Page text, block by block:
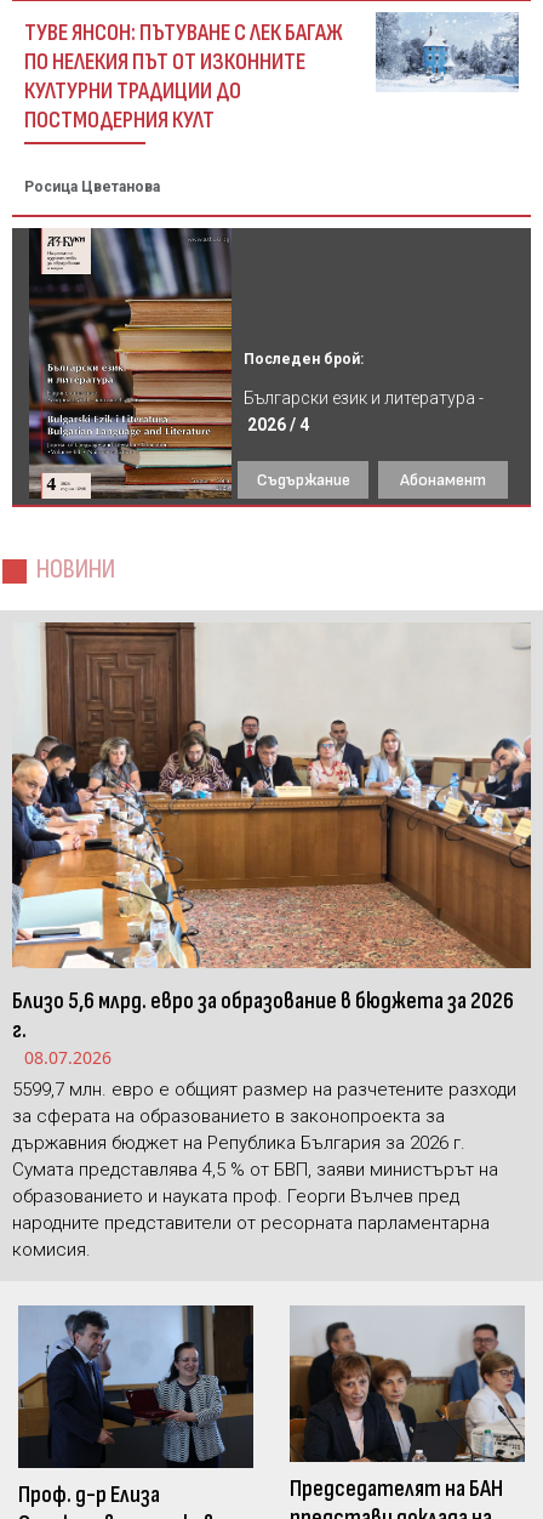
ТУВЕ ЯНСОН: ПЪТУВАНЕ С ЛЕК БАГАЖ
ПО НЕЛЕКИЯ ПЪТ ОТ ИЗКОННИТЕ
КУЛТУРНИ ТРАДИЦИИ ДО
ПОСТМОДЕРНИЯ КУЛТ
Росица Цветанова
Последен брой:
Български език и литература -
2026 / 4
Съдържание Абонамент
НОВИНИ
Близо 5,6 млрд. евро за образование в бюджета за 2026
г.
08.07.2026
5599,7 млн. евро е общият размер на разчетените разходи
за сферата на образованието в законопроекта за
държавния бюджет на Република България за 2026 г.
Сумата представлява 4,5 % от БВП, заяви министърът на
образованието и науката проф. Георги Вълчев пред
народните представители от ресорната парламентарна
комисия.
Проф. д-р Елиза
Председателят на БАН